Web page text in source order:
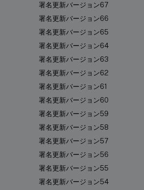
署名更新バージョン67
署名更新バージョン66
署名更新バージョン65
署名更新バージョン64
署名更新バージョン63
署名更新バージョン62
署名更新バージョン61
署名更新バージョン60
署名更新バージョン59
署名更新バージョン58
署名更新バージョン57
署名更新バージョン56
署名更新バージョン55
署名更新バージョン54